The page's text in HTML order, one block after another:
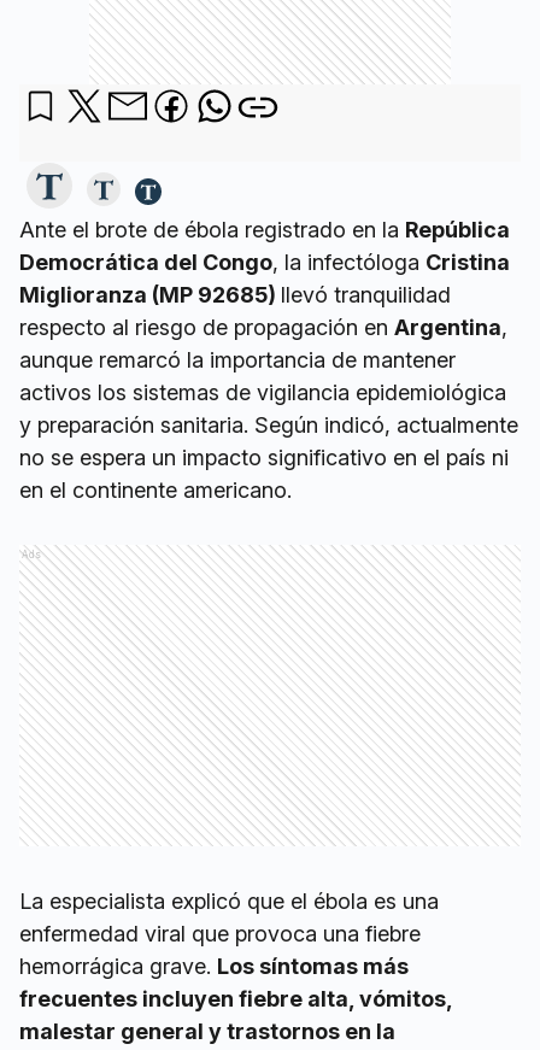
Ante el brote de ébola registrado en la República
Democrática del Congo, la infectóloga Cristina
Miglioranza (MP 92685) llevó tranquilidad
respecto al riesgo de propagación en Argentina,
aunque remarcó la importancia de mantener
activos los sistemas de vigilancia epidemiológica
y preparación sanitaria. Según indicó, actualmente
no se espera un impacto significativo en el país ni
en el continente americano.
Ads
La especialista explicó que el ébola es una
enfermedad viral que provoca una fiebre
hemorrágica grave. Los síntomas más
frecuentes incluyen fiebre alta, vómitos,
malestar general y trastornos en la